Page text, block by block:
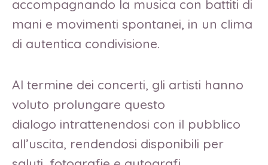
accompagnando la musica con battiti di
mani e movimenti spontanei, in un clima
di autentica condivisione.
Al termine dei concerti, gli artisti hanno
voluto prolungare questo
dialogo intrattenendosi con il pubblico
all’uscita, rendendosi disponibili per